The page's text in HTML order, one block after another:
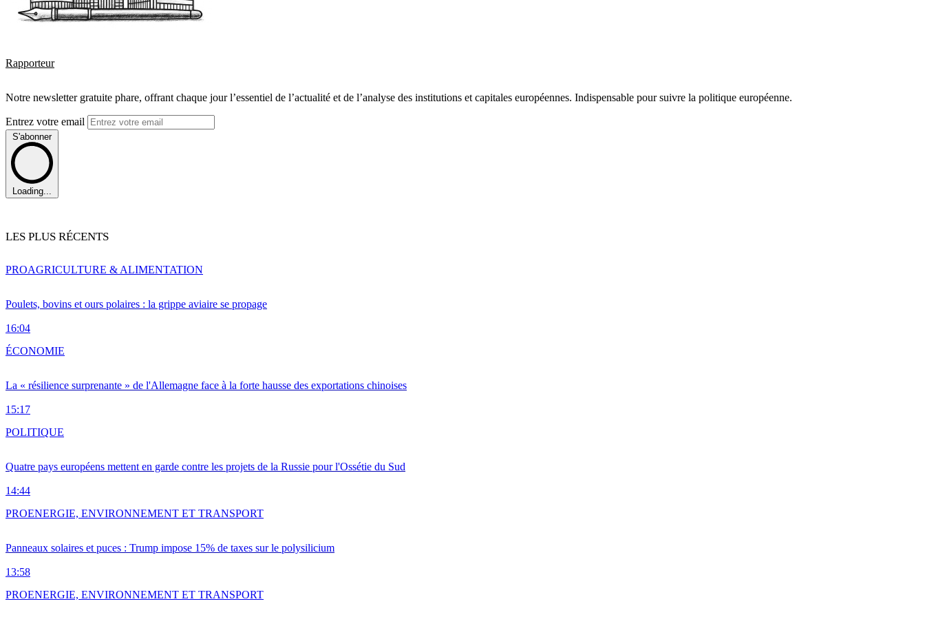
Rapporteur
Notre newsletter gratuite phare, offrant chaque jour l’essentiel de l’actualité et de l’analyse des institutions et capitales européennes. Indispensable pour suivre la politique européenne.
Entrez votre email
S'abonner
Loading...
LES PLUS RÉCENTS
Poulets, bovins et ours polaires : la grippe aviaire se propage
16:04
PROAGRICULTURE & ALIMENTATION
La « résilience surprenante » de l'Allemagne face à la forte hausse des exportations chinoises
15:17
ÉCONOMIE
Quatre pays européens mettent en garde contre les projets de la Russie pour l'Ossétie du Sud
14:44
POLITIQUE
Panneaux solaires et puces : Trump impose 15% de taxes sur le polysilicium
13:58
PROENERGIE, ENVIRONNEMENT ET TRANSPORT
PROENERGIE, ENVIRONNEMENT ET TRANSPORT